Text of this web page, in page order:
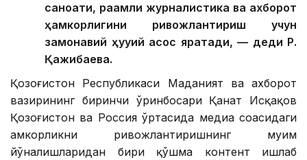
саноати, рақамли журналистика ва ахборот
ҳамкорлигини ривожлантириш учун
замонавий ҳуқуқий асос яратади, — деди Р.
Қажибаева.
Қозоғистон Республикаси Маданият ва ахборот
вазирининг биринчи ўринбосари Қанат Исқақов
Қозоғистон ва Россия ўртасида медиа соҳасидаги
ҳамкорликни ривожлантиришнинг муҳим
йўналишларидан бири қўшма контент ишлаб